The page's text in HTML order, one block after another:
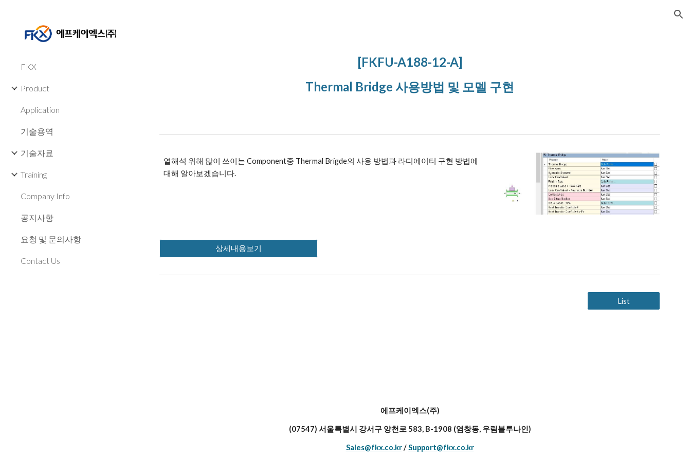
FKX
Product
Application
기술용역
기술자료
Training
Company Info
공지사항
요청 및 문의사항
Contact Us
[FKFU-A188-12-A]
Thermal Bridge 사용방법 및 모델 구현
열해석 위해 많이 쓰이는 Component중 Thermal Brigde의 사용 방법과 라디에이터 구현 방법에
대해 알아보겠습니다.
상세내용보기
List
에프케이엑스(주)
(07547) 서울특별시 강서구 양천로 583, B-1908 (염창동, 우림블루나인)
Sales@fkx.co.kr/Support@fkx.co.kr